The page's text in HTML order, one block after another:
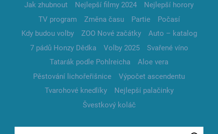
Jak zhubnout Nejlepší filmy 2024
Nejlepší horory
TV program
Změna času Partie
Počasí
Kdy budou volby
ZOO Nové začátky
Auto – katalog
7 pádů Honzy Dědka
Volby 2025
Svařené víno
Tatarák podle Pohlreicha
Aloe vera
Pěstování lichořeřišnice
Výpočet ascendentu
Tvarohové knedlíky
Nejlepší palačinky
Švestkový koláč